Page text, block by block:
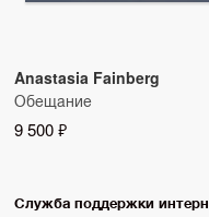
Anastasia Fainberg
Обещание
9 500 ₽
Служба поддержки